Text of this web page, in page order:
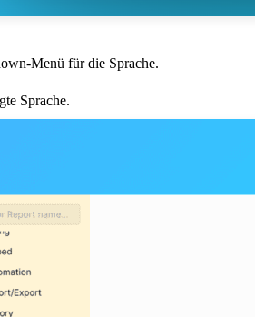
Menü für die Sprache.
Sprache.